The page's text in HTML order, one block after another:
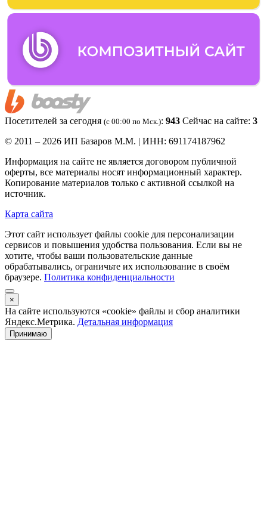
Посетителей за сегодня (c 00:00 по Мск.): 943 Сейчас на сайте: 3
© 2011 – 2026 ИП Базаров М.М. | ИНН: 691174187962
Информация на сайте не является договором публичной
оферты, все материалы носят информационный характер.
Копирование материалов только с активной ссылкой на
источник.
Карта сайта
Этот сайт использует файлы cookie для персонализации
сервисов и повышения удобства пользования. Если вы не
хотите, чтобы ваши пользовательские данные
обрабатывались, ограничьте их использование в своём
браузере. Политика конфиденциальности
×
На сайте используются «cookie» файлы и сбор аналитики
Яндекс.Метрика. Детальная информация
Принимаю